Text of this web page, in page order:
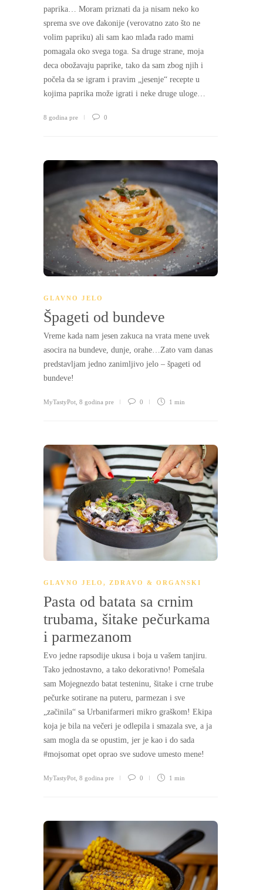
paprika… Moram priznati da ja nisam neko ko
sprema sve ove đakonije (verovatno zato što ne
volim papriku) ali sam kao mlađa rado mami
pomagala oko svega toga. Sa druge strane, moja
deca obožavaju paprike, tako da sam zbog njih i
počela da se igram i pravim „jesenje“ recepte u
kojima paprika može igrati i neke druge uloge…
8 godina pre 0
GLAVNO JELO
Špageti od bundeve
Vreme kada nam jesen zakuca na vrata mene uvek
asocira na bundeve, dunje, orahe…Zato vam danas
predstavljam jedno zanimljivo jelo – špageti od
bundeve!
MyTastyPot 8 godina pre 0 1 min
GLAVNO JELO , ZDRAVO & ORGANSKI
Pasta od batata sa crnim
trubama, šitake pečurkama
i parmezanom
Evo jedne rapsodije ukusa i boja u vašem tanjiru.
Tako jednostavno, a tako dekorativno! Pomešala
sam Mojegnezdo batat testeninu, šitake i crne trube
pečurke sotirane na puteru, parmezan i sve
„začinila“ sa Urbanifarmeri mikro graškom! Ekipa
koja je bila na večeri je odlepila i smazala sve, a ja
sam mogla da se opustim, jer je kao i do sada
#mojsomat opet oprao sve sudove umesto mene!
MyTastyPot 8 godina pre 0 1 min